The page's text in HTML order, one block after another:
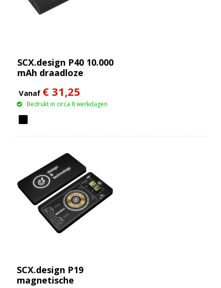
SCX.design P40 10.000
mAh draadloze
met oplichtend
Vanaf € 31,25
Bedrukt in circa 8 werkdagen
SCX.design P19
magnetische